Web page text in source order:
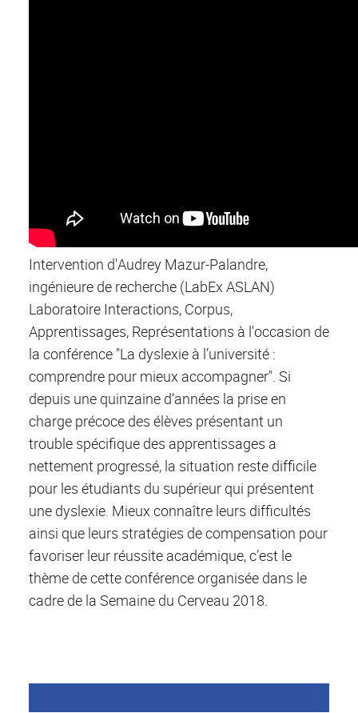
Intervention d'Audrey Mazur-Palandre,
ingénieure de recherche (LabEx ASLAN)
Laboratoire Interactions, Corpus,
Apprentissages, Représentations à l'occasion de
la conférence "La dyslexie à l’université :
comprendre pour mieux accompagner". Si
depuis une quinzaine d’années la prise en
charge précoce des élèves présentant un
trouble spécifique des apprentissages a
nettement progressé, la situation reste difficile
pour les étudiants du supérieur qui présentent
une dyslexie. Mieux connaître leurs difficultés
ainsi que leurs stratégies de compensation pour
favoriser leur réussite académique, c’est le
thème de cette conférence organisée dans le
cadre de la Semaine du Cerveau 2018.